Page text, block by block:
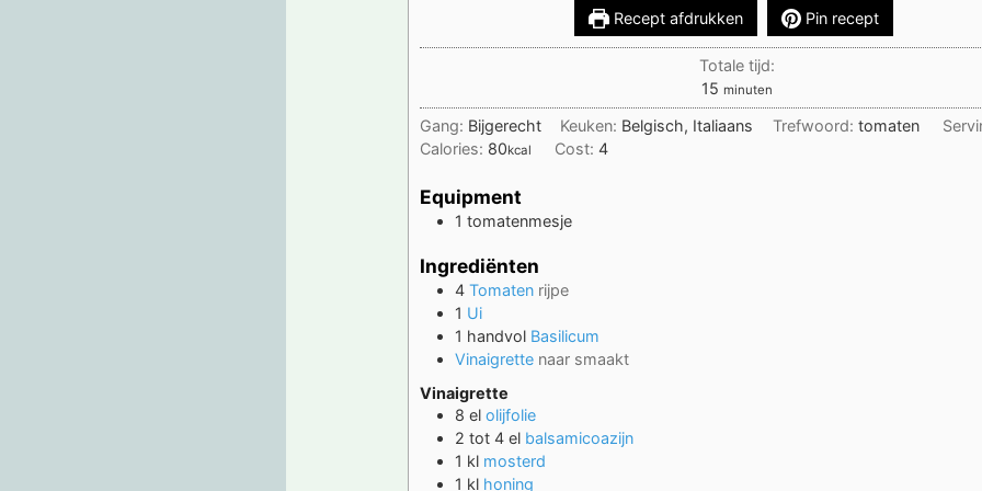
Recept afdrukken Pin recept
Totale tijd:
15minuten
minuten
Gang: Bijgerecht Keuken: Belgisch, Italiaans Trefwoord: tomaten
Calories: 80kcal Cost:4
Equipment
1 tomatenmesje
Ingrediënten
4 Tomaten rijpe
1 Ui
1 handvol Basilicum
Vinaigrette naar smaakt
Vinaigrette
8 el olijfolie
2 tot 4 el balsamicoazijn
1 kl mosterd
1 kl honing